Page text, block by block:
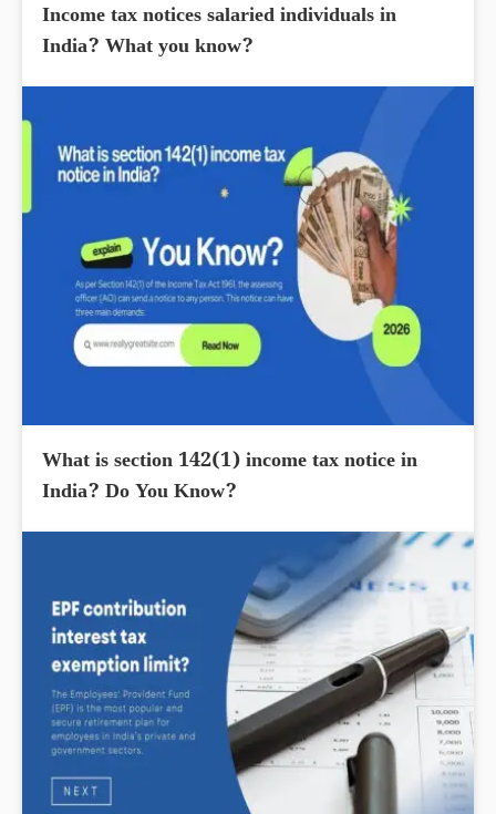
Income tax notices salaried individuals in
India? What you know?
What is section 142(1) income tax notice in
India? Do You Know?